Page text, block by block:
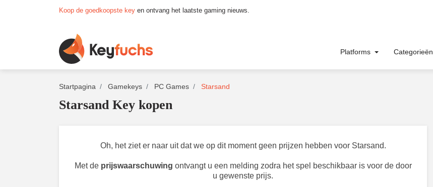
Koop de goedkoopste key en ontvang het laatste gaming nieuws.
Platforms Categorieën
Startpagina Gamekeys PC Games Starsand
Starsand Key kopen
Oh, het ziet er naar uit dat we op dit moment geen prijzen hebben voor Starsand.
Met de prijswaarschuwing ontvangt u een melding zodra het spel beschikbaar is voor de door
u gewenste prijs.